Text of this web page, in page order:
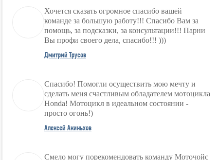
Хочется сказать огромное спасибо вашей
команде за большую работу!!! Спасибо Вам за
помощь, за подсказки, за консультации!!! Парни
Вы профи своего дела, спасибо!!! )))
Дмитрий Трусов
Спасибо! Помогли осуществить мою мечту и
сделать меня счастливым обладателем мотоцикла
Honda! Мотоцикл в идеальном состоянии -
просто огонь!)
Алексей Акиньхов
Смело могу порекомендовать команду Моточойс